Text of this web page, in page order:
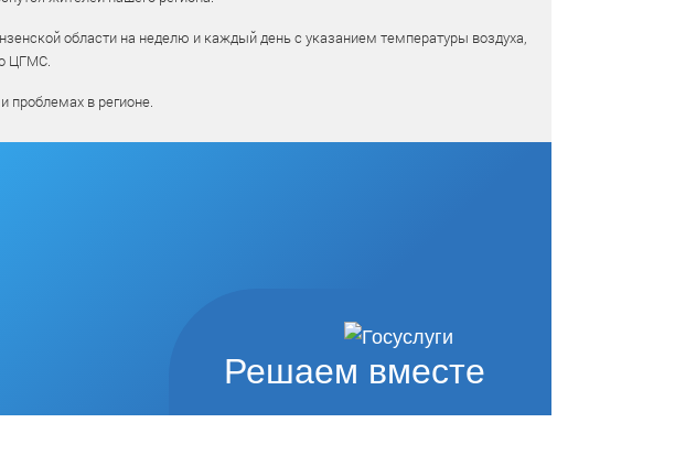
области на неделю и каждый день с указанием температуры воздуха,
ЦГМС.
проблемах в регионе.
Решаем вместе